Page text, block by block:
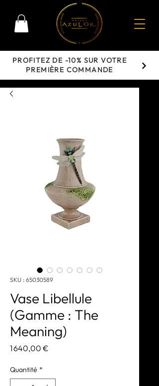
PROFITEZ DE -10% SUR VOTRE
PREMIÈRE COMMANDE
SKU : 65030589
Vase Libellule
(Gamme : The
Meaning)
1 640,00 €
Quantité *